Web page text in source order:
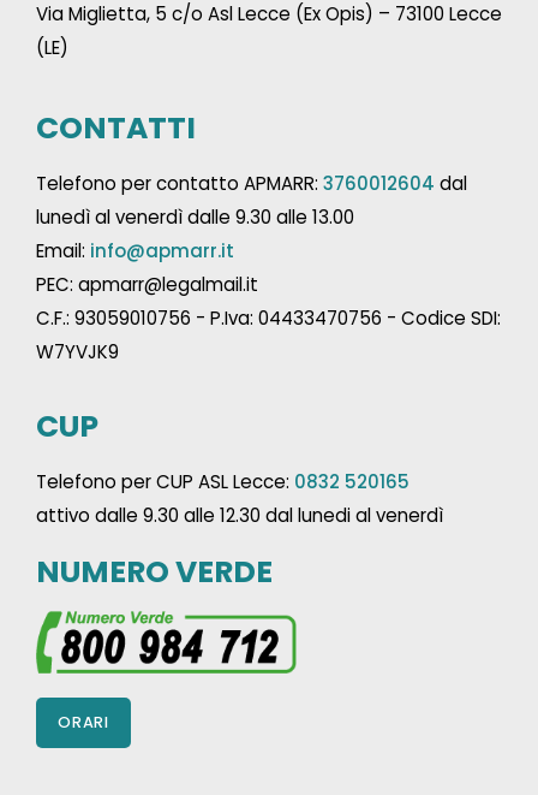
Via Miglietta, 5 c/o Asl Lecce (Ex Opis) – 73100 Lecce
(LE)
CONTATTI
Telefono per contatto APMARR: 3760012604 dal
lunedì al venerdì dalle 9.30 alle 13.00
Email: info@apmarr.it
PEC: apmarr@legalmail.it
C.F.: 93059010756 - P.Iva: 04433470756 - Codice SDI:
W7YVJK9
CUP
Telefono per CUP ASL Lecce: 0832 520165
attivo dalle 9.30 alle 12.30 dal lunedi al venerdì
NUMERO VERDE
ORARI